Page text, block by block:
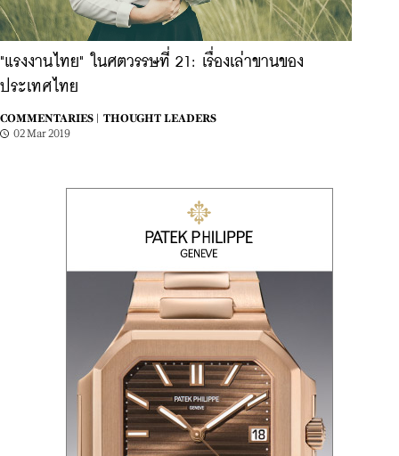
"แรงงานไทย" ในศตวรรษที่ 21: เรื่องเล่าขานของ
ประเทศไทย
COMMENTARIES |
THOUGHT LEADERS
02 Mar 2019